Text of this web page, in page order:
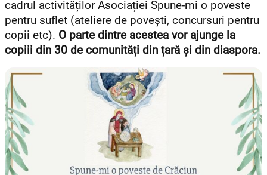
cadrul activităților Asociației Spune-mi o poveste
pentru suflet (ateliere de povești, concursuri pentru
copii etc). O parte dintre acestea vor ajunge la
copiii din 30 de comunități din țară și din diaspora.